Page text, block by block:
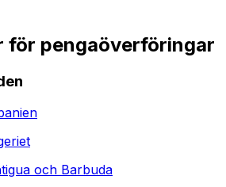
för pengaöverföringar
och Barbuda